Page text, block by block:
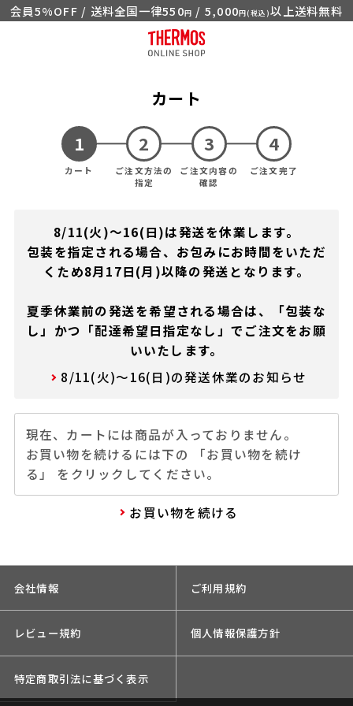
会員5%OFF / 送料全国一律550円 / 5,000円(税込)以上送料無料
カート
カート
ご注文方法の
指定
ご注文内容の
確認
ご注文完了
8/11(火)～16(日)は発送を休業します。
包装を指定される場合、お包みにお時間をいただ
くため8月17日(月)以降の発送となります。
夏季休業前の発送を希望される場合は、「包装な
し」かつ「配達希望日指定なし」でご注文をお願
いいたします。
8/11(火)～16(日)の発送休業のお知らせ
現在、カートには商品が入っておりません。
お買い物を続けるには下の 「お買い物を続け
る」 をクリックしてください。
お買い物を続ける
会社情報 ご利用規約
レビュー規約 個人情報保護方針
特定商取引法に基づく表示